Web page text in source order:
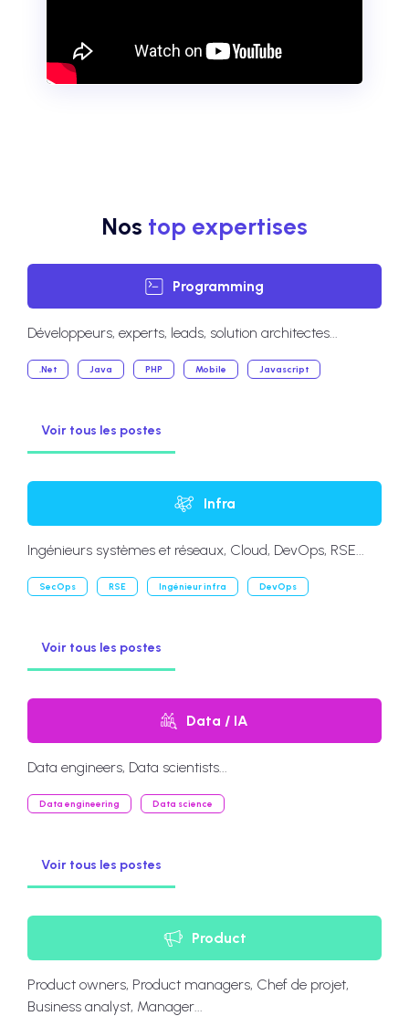
Nos top expertises
Programming
Développeurs, experts, leads, solution architectes...
.Net Java PHP Mobile Javascript
Voir tous les postes
Infra
Ingénieurs systèmes et réseaux, Cloud, DevOps, RSE...
SecOps RSE Ingénieur infra DevOps
Voir tous les postes
Data / IA
Data engineers, Data scientists...
Data engineering Data science
Voir tous les postes
Product
Product owners, Product managers, Chef de projet,
Business analyst, Manager...